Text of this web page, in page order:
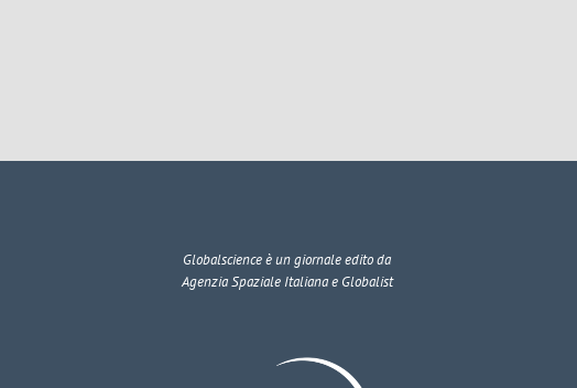
Globalscienceè un giornale edito da
Agenzia Spaziale Italiana e Globalist